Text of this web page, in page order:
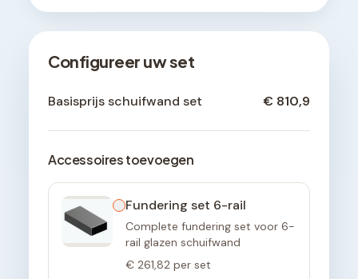
Configureer uw set
Basisprijs schuifwand set € 810,9
Accessoires toevoegen
Fundering set 6-rail
Complete fundering set voor 6-
rail glazen schuifwand
€ 261,82 per set